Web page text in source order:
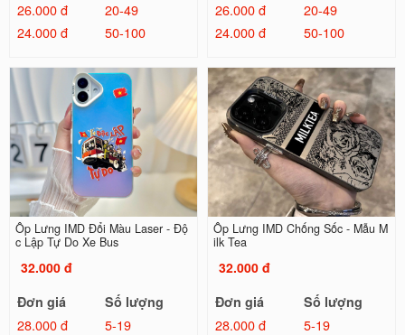
26.000 đ
20-49
24.000 đ
50-100
26.000 đ
20-49
24.000 đ
50-100
Ốp Lưng IMD Đổi Màu Laser - Độ
c Lập Tự Do Xe Bus
32.000 đ
Đơn giá
Số lượng
28.000 đ
5-19
Ốp Lưng IMD Chống Sốc - Mẫu M
ilk Tea
32.000 đ
Đơn giá
Số lượng
28.000 đ
5-19